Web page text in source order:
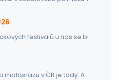
festivalů u nás se bl
motosrazu v ČR je tady. A